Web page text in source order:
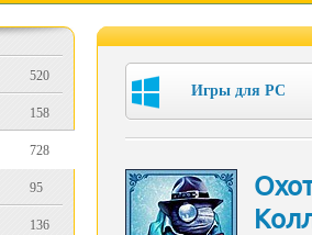
520
158
728
95
136
Игры для PC